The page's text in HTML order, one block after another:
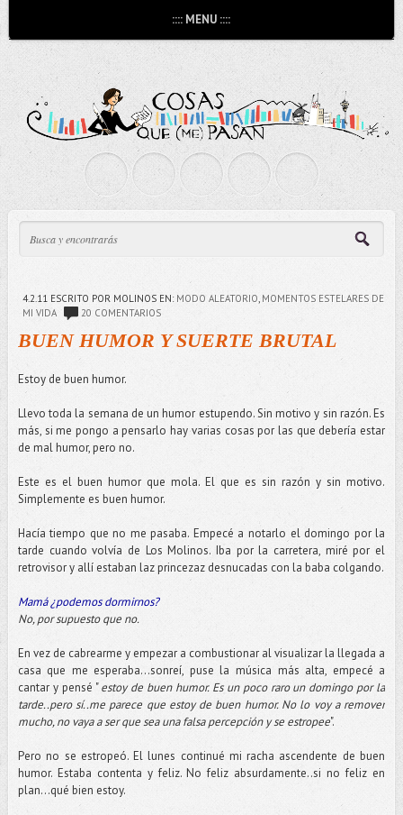
:::: MENU ::::
4.2.11 ESCRITO POR MOLINOS EN: MODO ALEATORIO MOMENTOS ESTELARES DE
MI VIDA
20 COMENTARIOS
BUEN HUMOR Y SUERTE BRUTAL
Estoy de buen humor.
Llevo toda la semana de un humor estupendo. Sin motivo y sin razón. Es
más, si me pongo a pensarlo hay varias cosas por las que debería estar
de mal humor, pero no.
Este es el buen humor que mola. El que es sin razón y sin motivo.
Simplemente es buen humor.
Hacía tiempo que no me pasaba. Empecé a notarlo el domingo por la
tarde cuando volvía de Los Molinos. Iba por la carretera, miré por el
retrovisor y allí estaban lazprincezazdesnucadas con la baba colgando.
Mamá ¿podemos dormirnos?
No, por supuesto que no.
En vez de cabrearme y empezar acombustionaral visualizar la llegada a
casa que me esperaba...sonreí, puse la música más alta, empecé a
cantar y pensé "estoy de buen humor. Es un poco raro un domingo por la
tarde..pero sí..me parece que estoy de buen humor. No lo voy a remover
mucho, no vaya a ser que sea una falsa percepción y se estropee".
Pero no se estropeó. El lunes continué mi racha ascendente de buen
humor. Estaba contenta y feliz. No feliz absurdamente..si no feliz en
plan...qué bien estoy.